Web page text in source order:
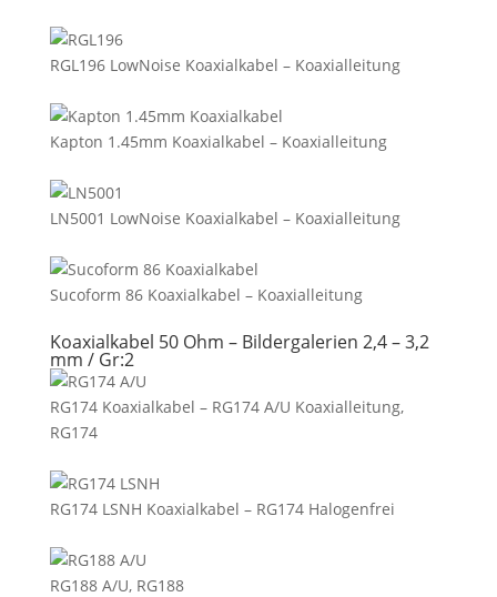
RGL196 LowNoise Koaxialkabel – Koaxialleitung
Kapton 1.45mm Koaxialkabel – Koaxialleitung
LN5001 LowNoise Koaxialkabel – Koaxialleitung
Sucoform 86 Koaxialkabel – Koaxialleitung
Koaxialkabel 50 Ohm – Bildergalerien 2,4 – 3,2
mm / Gr:2
RG174 Koaxialkabel – RG174 A/U Koaxialleitung,
RG174
RG174 LSNH Koaxialkabel – RG174 Halogenfrei
RG188 A/U, RG188